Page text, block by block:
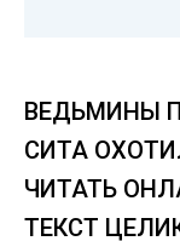
ВЕДЬМИНЫ
СИТА
ЧИТАТЬ
ТЕКСТ